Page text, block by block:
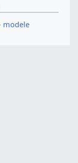
modele